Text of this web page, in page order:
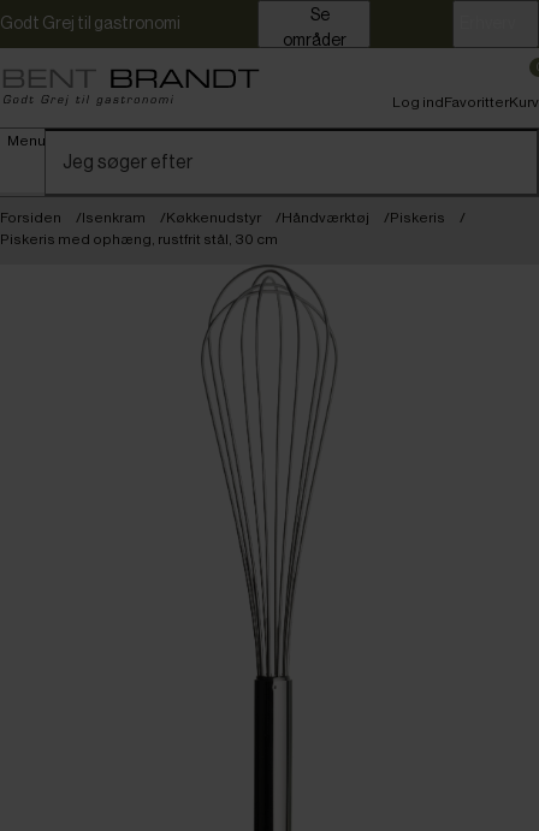
Godt Grej til gastronomi
områder
Menu
Log indFavoritterKurv
Forsiden Isenkram Køkkenudstyr Håndværktøj
Piskeris
Piskeris med ophæng, rustfrit stål, 30 cm